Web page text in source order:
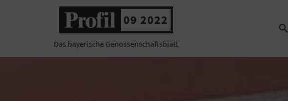
09 2022
Das bayerische Genossenschaftsblatt
